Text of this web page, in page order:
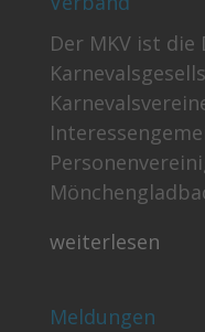
Der MKV ist
weiterlesen
Meldungen